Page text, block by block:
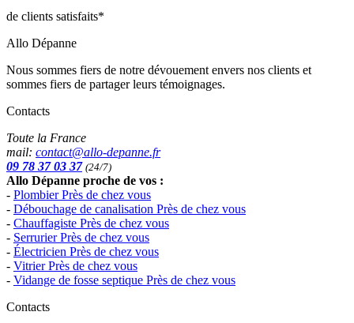
de clients satisfaits*
Allo Dépanne
Nous sommes fiers de notre dévouement envers nos clients et
sommes fiers de partager leurs témoignages.
Contacts
Toute la France
mail: contact@allo-depanne.fr
09 78 37 03 37 (24/7)
Allo Dépanne proche de vos :
- Plombier Près de chez vous
- Débouchage de canalisation Près de chez vous
- Chauffagiste Près de chez vous
- Serrurier Près de chez vous
- Électricien Près de chez vous
- Vitrier Près de chez vous
- Vidange de fosse septique Près de chez vous
Contacts